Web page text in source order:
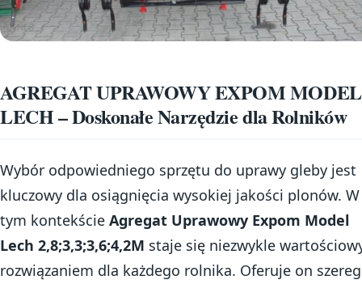
AGREGAT UPRAWOWY EXPOM MODEL
LECH – Doskonałe Narzędzie dla Rolników
Wybór odpowiedniego sprzętu do uprawy gleby jest
kluczowy dla osiągnięcia wysokiej jakości plonów. W
tym kontekście Agregat Uprawowy Expom Model
Lech 2,8;3,3;3,6;4,2M staje się niezwykle
rozwiązaniem dla każdego rolnika. Oferuje on szereg